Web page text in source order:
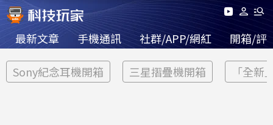
最新文章 手機通訊 社群/APP/網紅 開箱/評
Sony紀念耳機開箱 三星摺疊機開箱 「全新